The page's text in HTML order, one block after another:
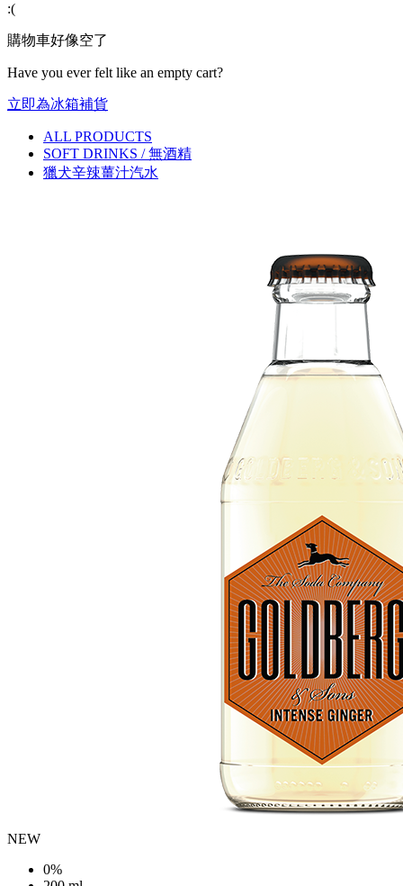
:(
購物車好像空了
Have you ever felt like an empty cart?
立即為冰箱補貨
ALL PRODUCTS
SOFT DRINKS / 無酒精
獵犬辛辣薑汁汽水
NEW
0%